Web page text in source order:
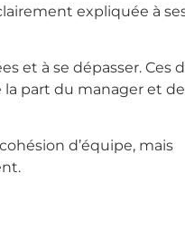
expliquée à
et à se dépasser. Ces
part du manager et de
d’équipe, mais